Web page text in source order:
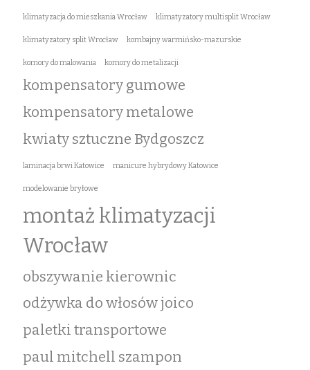
klimatyzacja do mieszkania Wrocław klimatyzatory multisplit Wrocław
klimatyzatory split Wrocław kombajny warmińsko-mazurskie
komory do malowania komory do metalizacji
kompensatory gumowe
kompensatory metalowe
kwiaty sztuczne Bydgoszcz
laminacja brwi Katowice manicure hybrydowy Katowice
modelowanie bryłowe
montaż klimatyzacji
Wrocław
obszywanie kierownic
odżywka do włosów joico
paletki transportowe
paul mitchell szampon